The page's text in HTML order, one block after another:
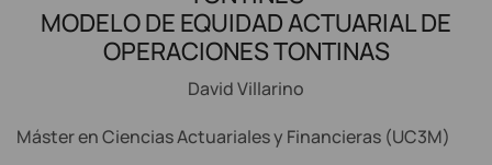
MODELO DE EQUIDAD ACTUARIAL DE
OPERACIONES TONTINAS
David Villarino
Máster en Ciencias Actuariales y Financieras (UC3M)